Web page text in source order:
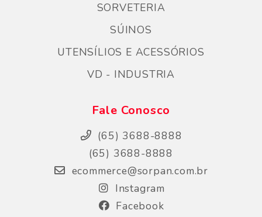
SORVETERIA
SÚINOS
UTENSÍLIOS E ACESSÓRIOS
VD - INDUSTRIA
Fale Conosco
(65) 3688-8888
(65) 3688-8888
ecommerce@sorpan.com.br
Instagram
Facebook